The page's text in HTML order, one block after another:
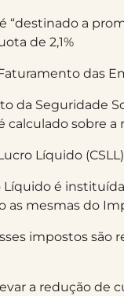
“destinado a
de 2,1%
das
da Seguridade
calculado sobre a
Líquido (CSLL)
é
as mesmas do
impostos são
a redução de